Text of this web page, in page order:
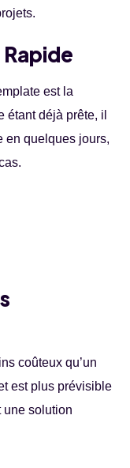
Rapide
est la
étant déjà prête, il
en quelques jours,
coûteux qu’un
est plus prévisible
une solution